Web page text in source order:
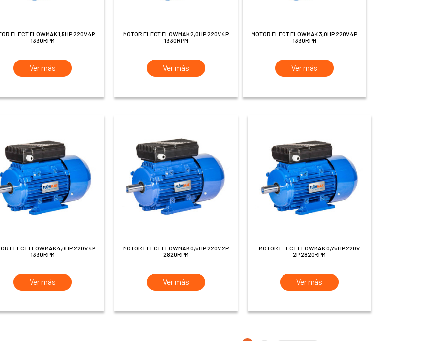
1330RPM
Ver más
MOTOR ELECT FLOWMAK 2,0HP 220V 4P
1330RPM
Ver más
MOTOR ELECT FLOWMAK 3,0HP 220V 4P
1330RPM
Ver más
1330RPM
Ver más
MOTOR ELECT FLOWMAK 0,5HP 220V 2P
2820RPM
Ver más
MOTOR ELECT FLOWMAK 0,75HP 220V
2P 2820RPM
Ver más